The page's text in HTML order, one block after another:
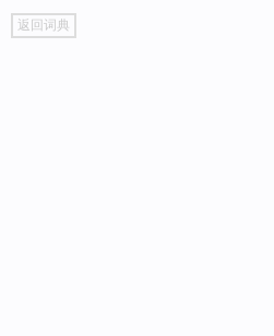
go
top
返回词典